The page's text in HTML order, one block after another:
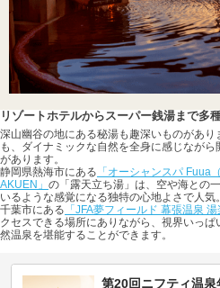
リゾートホテルからスーパー銭湯まで多
深山幽谷の地にある秘湯も趣深いものがあ
も、ダイナミックな自然を全身に感じなが
があります。
静岡県熱海市にある 「オーシャンスパ Fuua
AKUEN」 の「露天立ち湯」は、空や海との
いるような感覚になる独特の心地よさで人気。
千葉市にある 「JFA夢フィールド 幕張温泉 湯
クセスできる場所にありながら、視界いっ
然温泉を堪能することができます。
第20回ニフティ温